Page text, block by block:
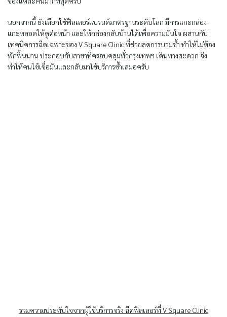
นอกจากนี้ ยังเลือกใช้ฟิลเลอร์แบรนด์มาตรฐานระดับโลก มีการแกะกล่อง-
แกะหลอดให้ดูต่อหน้า และให้กล่องกลับบ้านได้เพื่อความมั่นใจ ผสานกับ
เทคนิคการฉีดเฉพาะของ V Square Clinic ที่ช่วยลดการบวมช้ำ ทำให้ไม่ต้อง
พักฟื้นนาน ประกอบกับสาขาที่ครอบคลุมทั่วกรุงเทพฯ เดินทางสะดวก จึง
ทำให้คนไข้เชื่อมั่นและกลับมาใช้บริการซ้ำเสมอครับ
รวมความประทับใจจากผู้ใช้บริการจริง ฉีดฟิลเลอร์ที่ V Square Clinic